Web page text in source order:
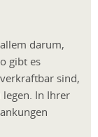
darum,
gibt es
sind,
In Ihrer